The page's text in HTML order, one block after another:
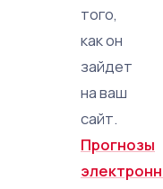
того,
как он
зайдет
на ваш
сайт.
Прогнозы